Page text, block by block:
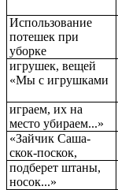
Использование
потешек при
уборке
игрушек, вещей
«Мы с игрушками
играем, их на
место убираем...»
«Зайчик Саша-
скок-поскок,
подберет штаны,
носок...»